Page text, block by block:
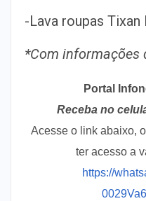
-Lava roupas
*Com informações
Portal
Receba no
Acesse o link abaixo,
ter acesso a
https://